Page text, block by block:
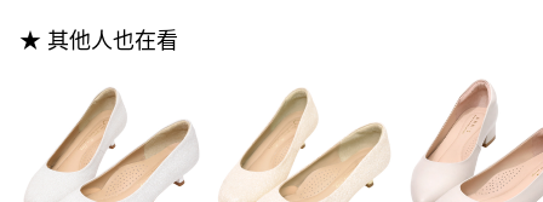
3.完整用戶服務條款，請詳閱以下連結：
１．透過由恩沛科技股份有限公司提供之「AFTEE先享後付」服務完成之交
易，需依本服務之必要範圍內提供個人資料，並將交易相關給付款項請求債
權轉讓予恩沛科技股份有限公司。
２．關於個人資料處理事宜，請瀏覽以下網址：
https://aftee.tw/terms/#terms3
３．未成年的使用者請事先徵得法定代理人或監護人之同意方可使用
7-11付款取貨
每筆NT$100，滿NT$999(含以上)免運費
付款後7-11取貨
每筆NT$100，滿NT$999(含以上)免運費
★ 其他人也在看